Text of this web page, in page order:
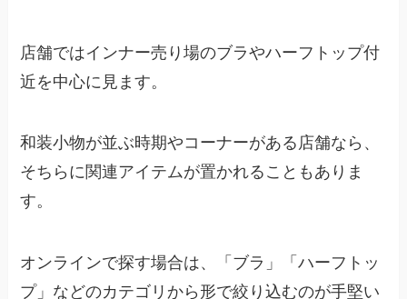
店舗ではインナー売り場のブラやハーフトップ付
近を中心に見ます。
和装小物が並ぶ時期やコーナーがある店舗なら、
そちらに関連アイテムが置かれることもありま
す。
オンラインで探す場合は、「ブラ」「ハーフトッ
プ」などのカテゴリから形で絞り込むのが手堅い